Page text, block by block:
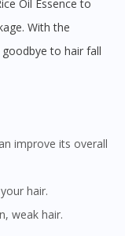
With the
to hair fall
hair.
weak hair.